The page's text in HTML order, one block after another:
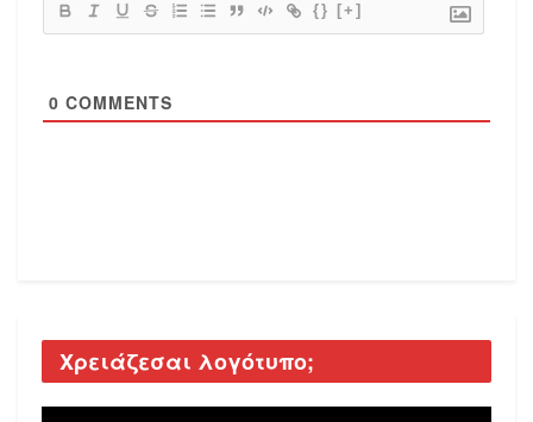
{} [+]
0 COMMENTS
Χρειάζεσαι λογότυπο;